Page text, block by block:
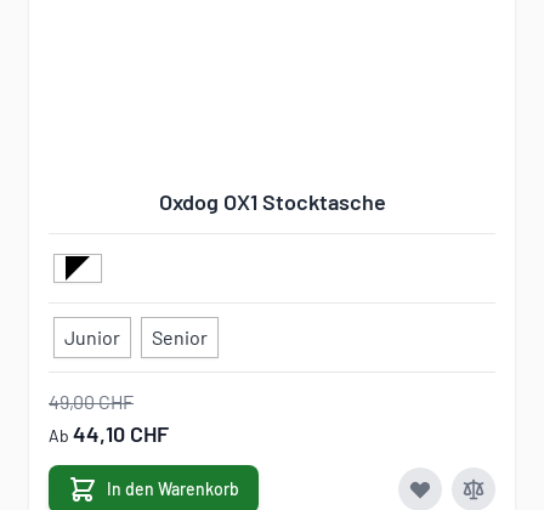
Oxdog OX1 Stocktasche
Junior Senior
49,00 CHF
Ab 44,10 CHF
In den Warenkorb